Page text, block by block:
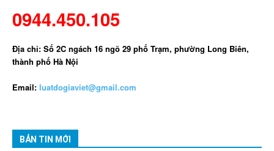
0944.450.105
Địa chỉ: Số 2C ngách 16 ngõ 29 phố Trạm, phường Long Biên,
thành phố Hà Nội
Email: luatdogiaviet@gmail.com
BẢN TIN MỚI